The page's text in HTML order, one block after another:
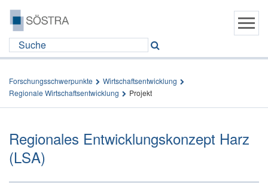
Forschungsschwerpunkte
Wirtschaftsentwicklung
Regionale Wirtschaftsentwicklung
Projekt
Regionales Entwicklungskonzept Harz
(LSA)